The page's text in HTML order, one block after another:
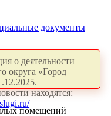
документы
о деятельности
округа «Город
находятся:
помещений